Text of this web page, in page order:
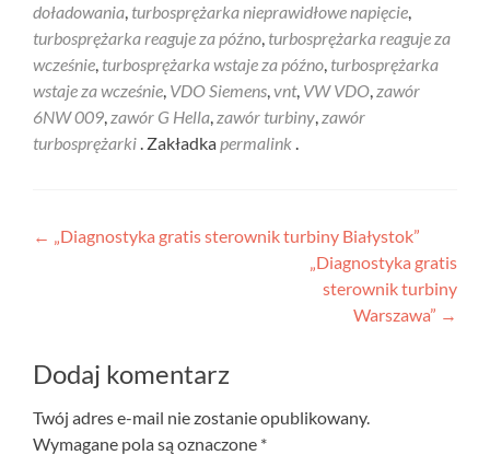
doładowania, turbosprężarka nieprawidłowe napięcie,
turbosprężarka reaguje za późno, turbosprężarka reaguje za
wcześnie, turbosprężarka wstaje za późno, turbosprężarka
wstaje za wcześnie, VDO Siemens,vnt, VW VDO,zawór
6NW 009,zawór G Hella,zawór turbiny,zawór
turbosprężarki. Zakładkapermalink.
Nawigacja
← „Diagnostyka gratis sterownik turbiny Białystok”
„Diagnostyka gratis
sterownik turbiny
Warszawa” →
Dodaj komentarz
Twój adres e-mail nie zostanie opublikowany.
Wymagane pola są oznaczone *